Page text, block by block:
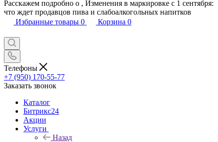
Расскажем подробно о , Изменения в маркировке с 1 сентября:
что ждет продавцов пива и слабоалкогольных напитков
Избранные товары 0 Корзина 0
Телефоны
+7 (950) 170-55-77
Заказать звонок
Каталог
Битрикс24
Акции
Услуги
Назад